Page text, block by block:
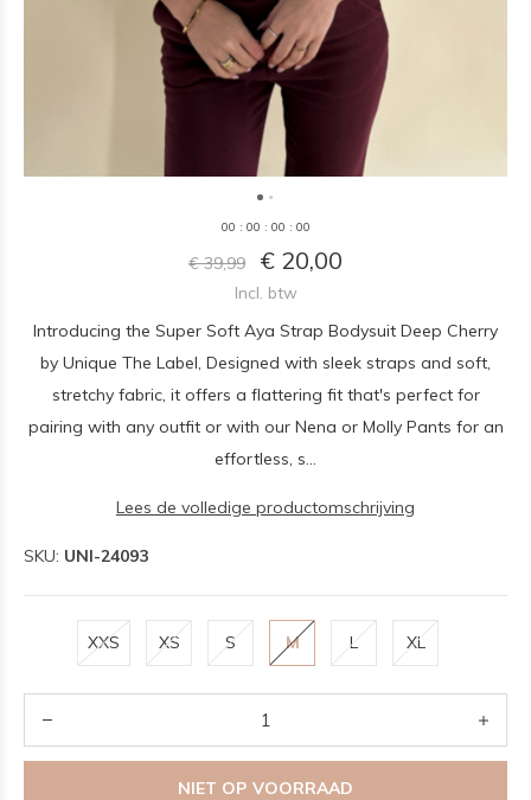
00 : 00 : 00 : 00
€ 39,99 € 20,00
Incl. btw
Introducing the Super Soft Aya Strap Bodysuit Deep Cherry
by Unique The Label, Designed with sleek straps and soft,
stretchy fabric, it offers a flattering fit that's perfect for
pairing with any outfit or with our Nena or Molly Pants for an
effortless, s...
Lees de volledige productomschrijving
SKU: UNI-24093
XXS XS S M L XL
NIET OP VOORRAAD